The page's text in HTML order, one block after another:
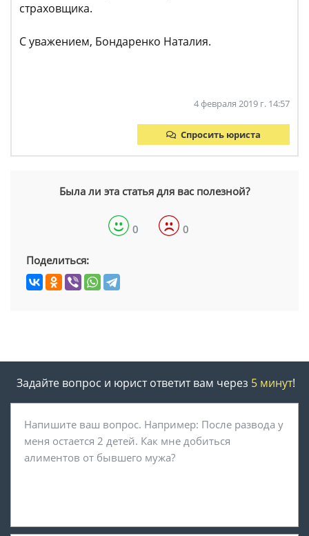
страховщика.
С уважением, Бондаренко Наталия.
4 февраля 2019 г. 14:57
Спросить юриста
Была ли эта статья для вас полезной?
0 0
Поделиться:
Задайте вопрос и юрист ответит вам через 5 минут!